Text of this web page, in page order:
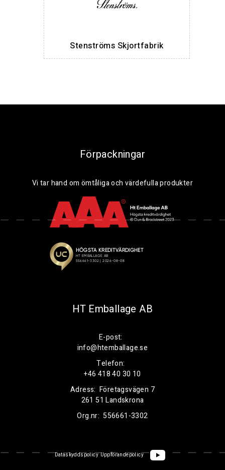
Stenströms Skjortfabrik
Förpackningar
Vi tar hand om ömtåliga och värdefulla produkter
HT Emballage AB
E-post:
info@htemballage.se
Telefon:
+46 418 40 30 10
Adress: Företagsvägen 7
261 51 Landskrona
Org.nr: 556661-3302
Dataskyddspolicy Uppförandepolicy